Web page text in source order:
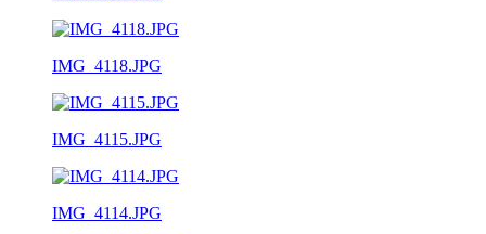
IMG_4118.JPG
IMG_4115.JPG
IMG_4114.JPG